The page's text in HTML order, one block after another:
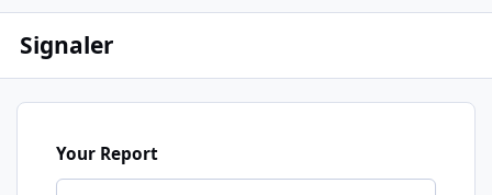
Signaler
Your Report